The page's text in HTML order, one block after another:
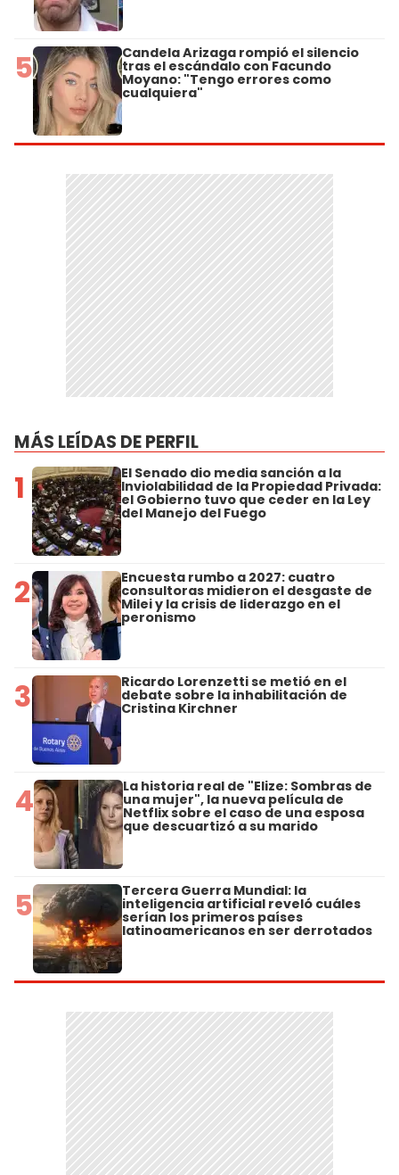
5 Candela Arizaga rompió el silencio
tras el escándalo con Facundo
Moyano: "Tengo errores como
cualquiera"
MÁS LEÍDAS DE PERFIL
1 El Senado dio media sanción a la
Inviolabilidad de la Propiedad Privada:
el Gobierno tuvo que ceder en la Ley
del Manejo del Fuego
2 Encuesta rumbo a 2027: cuatro
consultoras midieron el desgaste de
Milei y la crisis de liderazgo en el
peronismo
3 Ricardo Lorenzetti se metió en el
debate sobre la inhabilitación de
Cristina Kirchner
4 La historia real de "Elize: Sombras de
una mujer", la nueva película de
Netflix sobre el caso de una esposa
que descuartizó a su marido
5 Tercera Guerra Mundial: la
inteligencia artificial reveló cuáles
serían los primeros países
latinoamericanos en ser derrotados